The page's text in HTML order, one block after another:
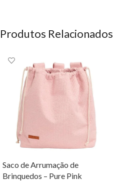
Produtos Relacionados
Saco de Arrumação de
Brinquedos – Pure Pink